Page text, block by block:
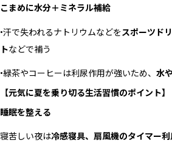
こまめに水分＋ミネラル補給
•汗で失われるナトリウムなどをスポーツド
トなどで補う
•緑茶やコーヒーは利尿作用が強いため、 水
【元気に夏を乗り切る生活習慣のポイント】
睡眠を整える
寝苦しい夜は冷感寝具、扇風機のタイマー